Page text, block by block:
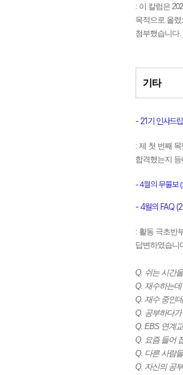
: 이 칼럼은
목적으로 올
첨부했습니다.
기타
- 21기 인사드
: 제 첫 번째
합격했는지
- 4월의 무물보
- 4월의 FAQ
: 활동 극초반
답변하였습니
Q. 쉬는 시간
Q. 재수하는
Q. 재수 중인
Q. 공부하다
Q. EBS 연계
Q. 요즘 들어
Q. 다른 사람
Q. 자신의 공